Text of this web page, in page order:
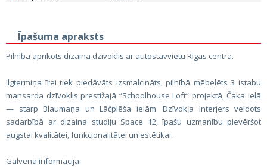
Īpašuma apraksts
Pilnībā aprīkots dizaina dzīvoklis ar autostāvvietu Rīgas centrā.
Ilgtermiņa īrei tiek piedāvāts izsmalcināts, pilnībā mēbelēts 3 istabu
mansarda dzīvoklis prestižajā “Schoolhouse Loft” projektā, Čaka ielā
— starp Blaumaņa un Lāčplēša ielām. Dzīvokļa interjers veidots
sadarbībā ar dizaina studiju Space 12, īpašu uzmanību pievēršot
augstai kvalitātei, funkcionalitātei un estētikai.
Galvenā informācija: